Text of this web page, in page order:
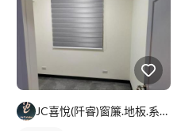
JC喜悅(阡睿)窗簾.地板.系統櫃.隔熱紙joy curta